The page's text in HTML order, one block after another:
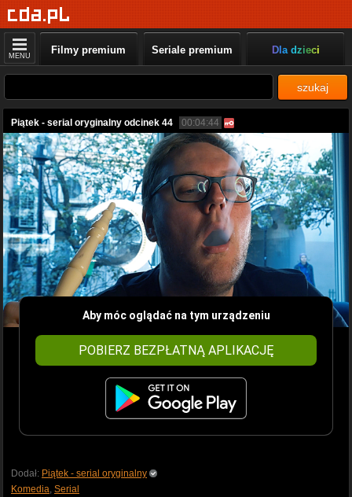
MENU Filmy premium Seriale premium Dla dzieci
szukaj
Piątek - serial oryginalny odcinek 44 00:04:44
Aby móc oglądać na tym urządzeniu
POBIERZ BEZPŁATNĄ APLIKACJĘ
Dodał: Piątek - serial oryginalny
Komedia Serial